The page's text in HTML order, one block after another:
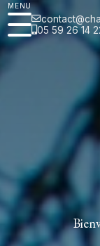
MENU
05 59 26 14